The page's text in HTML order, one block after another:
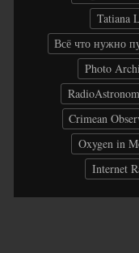
Tatiana
Всё что нужно
Photo
Crimean
Oxygen in
Internet